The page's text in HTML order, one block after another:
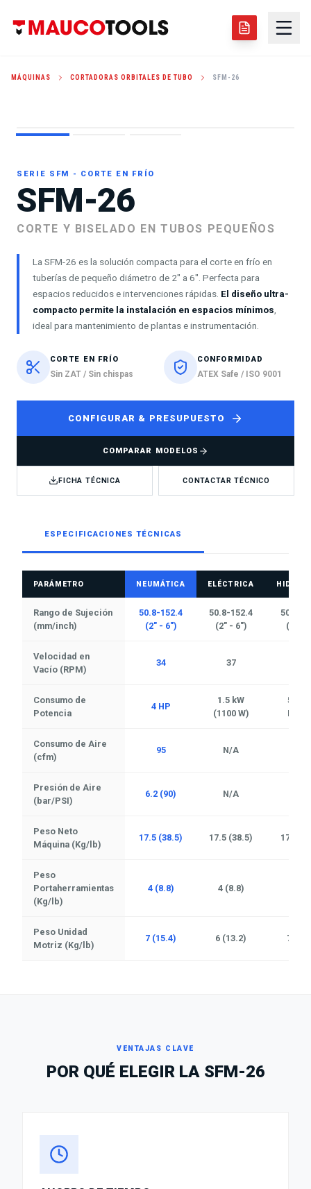
MÁQUINAS CORTADORAS ORBITALES DE TUBO SFM-26
SERIE SFM - CORTE EN FRÍO
SFM-26
CORTE Y BISELADO EN TUBOS PEQUEÑOS
La SFM-26 es la solución compacta para el corte en frío en
tuberías de pequeño diámetro de 2" a 6". Perfecta para
espacios reducidos e intervenciones rápidas. El diseño ultra-
compacto permite la instalación en espacios mínimos
ideal para mantenimiento de plantas e instrumentación.
CORTE EN FRÍO
Sin ZAT / Sin chispas
CONFORMIDAD
ATEX Safe / ISO 9001
CONFIGURAR & PRESUPUESTO
COMPARAR MODELOS
FICHA TÉCNICA CONTACTAR TÉCNICO
ESPECIFICACIONES TÉCNICAS
PARÁMETRO NEUMÁTICA ELÉCTRICA
Rango de Sujeción
(mm/inch)
50.8-152.4
(2" - 6")
50.8-152.4
(2" - 6")
50.8-
(2" -
Velocidad en
Vacío (RPM)
34 37
Consumo de
Potencia
4 HP
1.5 kW
(1100 W)
5 HP
Consumo de Aire
(cfm)
95 N/A
Presión de Aire
(bar/PSI)
6.2 (90) N/A
Peso Neto
Máquina (Kg/lb)
17.5 (38.5) 17.5 (38.5) 17.5
Peso
Portaherramientas
(Kg/lb)
4 (8.8) 4 (8.8)
Peso Unidad
Motriz (Kg/lb)
7 (15.4) 6 (13.2) 7
VENTAJAS CLAVE
POR QUÉ ELEGIR LA SFM-26